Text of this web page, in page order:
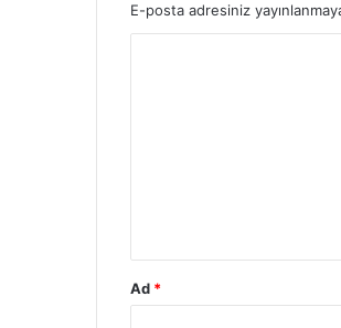
E-posta adresiniz
Ad *